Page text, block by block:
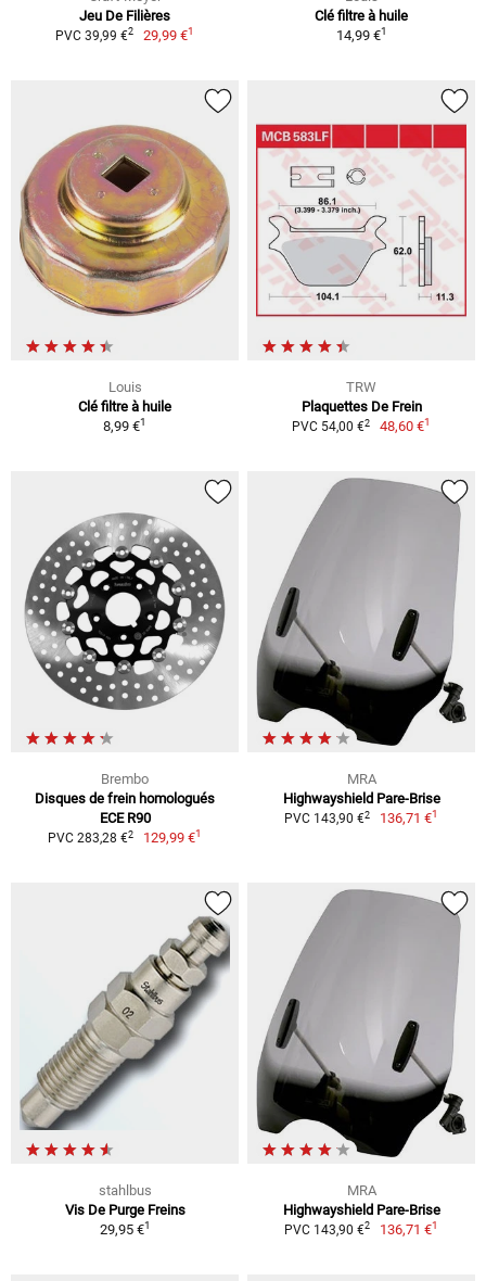
Jeu De Filières
PVC 39,99 €2 29,99 €1
Clé filtre à huile
14,99 €1
Louis
Clé filtre à huile
8,99 €1
TRW
Plaquettes De Frein
PVC 54,00 €2 48,60 €1
Brembo
Disques de frein homologués
ECE R90
PVC 283,28 €2 129,99 €1
MRA
Highwayshield Pare-Brise
PVC 143,90 €2 136,71 €1
stahlbus
Vis De Purge Freins
29,95 €1
MRA
Highwayshield Pare-Brise
PVC 143,90 €2 136,71 €1